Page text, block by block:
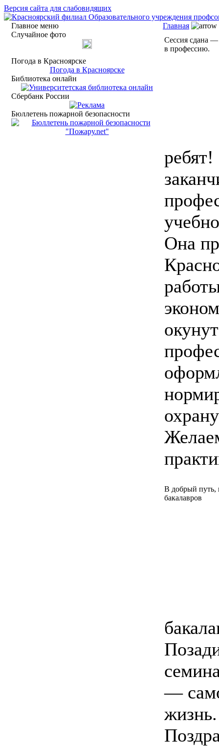
Версия сайта для слабовидящих
Главное меню
Случайное фото
Погода в Красноярске
Погода в Красноярске
Библиотека онлайн
Сбербанк России
Бюллетень пожарной безопасности
Главная
Сессия сдана —
в профессию.
Она
В добрый
бакалавров
—
жизнь.